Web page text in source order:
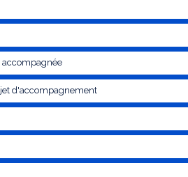
accompagnée
d'accompagnement